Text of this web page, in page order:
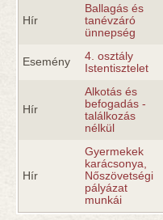
Hír
Ballagás és
tanévzáró
ünnepség
Esemény
4. osztály
Istentisztelet
Hír
Alkotás és
befogadás -
találkozás
nélkül
Hír
Gyermekek
karácsonya,
Nőszövetségi
pályázat
munkái